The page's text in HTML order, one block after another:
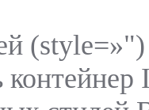
(style=»")